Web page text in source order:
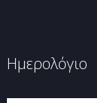
Ημερολόγιο